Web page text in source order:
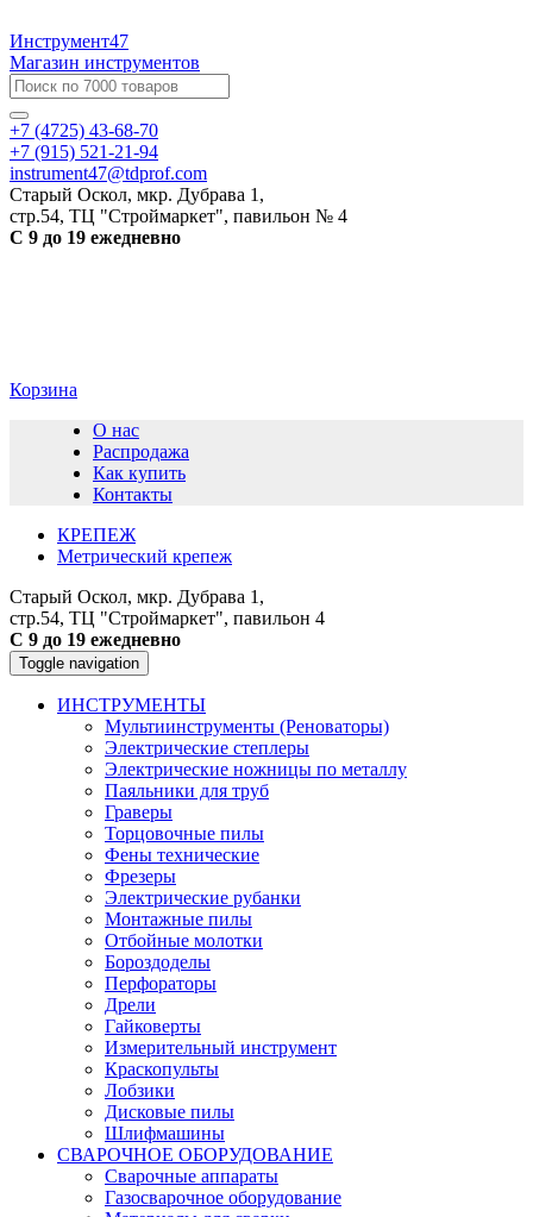
Инструмент47
Магазин инструментов
+7 (4725) 43-68-70
+7 (915) 521-21-94
instrument47@tdprof.com
Старый Оскол, мкр. Дубрава 1,
стр.54, ТЦ "Строймаркет", павильон № 4
С 9 до 19 ежедневно
Корзина
О нас
Распродажа
Как купить
Контакты
КРЕПЕЖ
Метрический крепеж
Старый Оскол, мкр. Дубрава 1,
стр.54, ТЦ "Строймаркет", павильон 4
С 9 до 19 ежедневно
Toggle navigation
ИНСТРУМЕНТЫ
Мультиинструменты (Реноваторы)
Электрические степлеры
Электрические ножницы по металлу
Паяльники для труб
Граверы
Торцовочные пилы
Фены технические
Фрезеры
Электрические рубанки
Монтажные пилы
Отбойные молотки
Бороздоделы
Перфораторы
Дрели
Гайковерты
Измерительный инструмент
Краскопульты
Лобзики
Дисковые пилы
Шлифмашины
СВАРОЧНОЕ ОБОРУДОВАНИЕ
Сварочные аппараты
Газосварочное оборудование